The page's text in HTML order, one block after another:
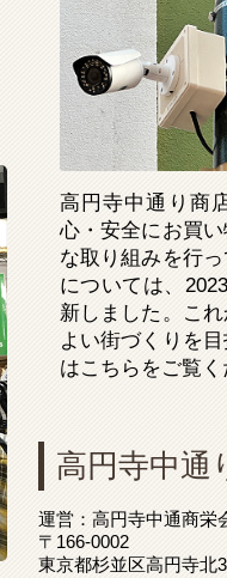
高円寺中通り商
心・安全にお買
な取り組みを行
については、
新しました。こ
よい街づくりを
はこちらをご覧く
高円寺中通
運営：高円寺中通商栄
〒166-0002
東京都杉並区高円寺北